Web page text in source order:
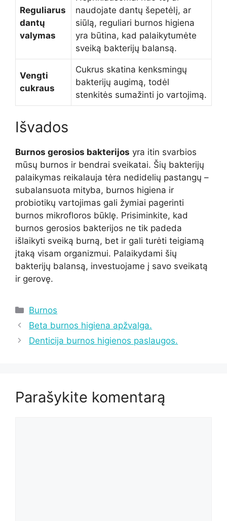
Reguliarus
dantų
valymas
naudojate dantų šepetėlį, ar
siūlą, reguliari burnos higiena
yra būtina, kad palaikytumėte
sveiką bakterijų balansą.
Vengti
cukraus
Cukrus skatina kenksmingų
bakterijų augimą, todėl
stenkitės sumažinti jo vartojimą.
Išvados
Burnos gerosios bakterijos yra itin svarbios
mūsų burnos ir bendrai sveikatai. Šių bakterijų
palaikymas reikalauja tėra nedidelių pastangų –
subalansuota mityba, burnos higiena ir
probiotikų vartojimas gali žymiai pagerinti
burnos mikrofloros būklę. Prisiminkite, kad
burnos gerosios bakterijos ne tik padeda
išlaikyti sveiką burną, bet ir gali turėti teigiamą
įtaką visam organizmui. Palaikydami šių
bakterijų balansą, investuojame į savo sveikatą
ir gerovę.
Kategorijos
Burnos
Beta burnos higiena apžvalga.
Denticija burnos higienos paslaugos.
Parašykite komentarą